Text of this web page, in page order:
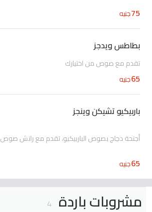
75جنيه
بطاطس ويدجز
تقدم مع صوص من اختيارك
65جنيه
باربيكيو تشيكن وينجز
أجنحة دجاج بصوص الباربيكيو، تقدم مع رانش صوص
65جنيه
مشروبات باردة 4